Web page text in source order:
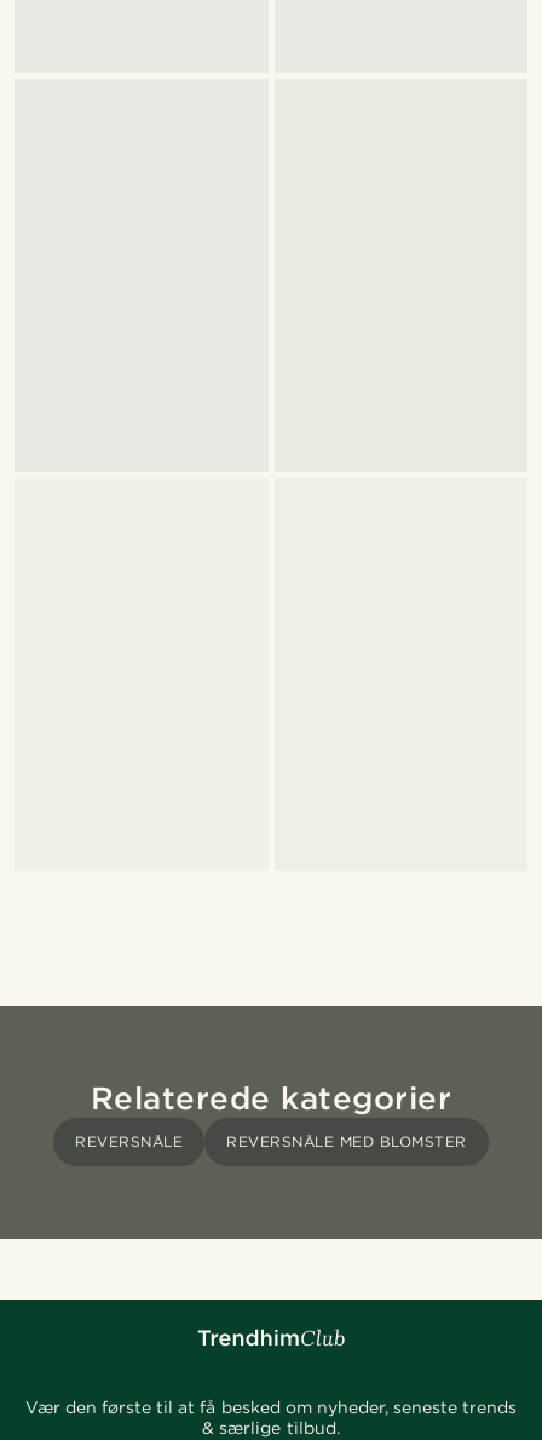
Relaterede kategorier
REVERSNÅLE REVERSNÅLE MED BLOMSTER
Vær den første til at få besked om nyheder, seneste trends
& særlige tilbud.